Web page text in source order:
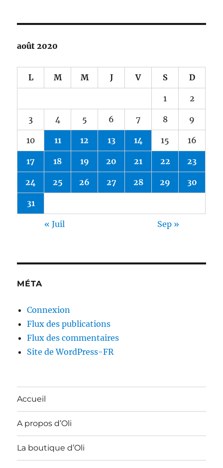
août 2020
L M M J V S D
1 2
3 4 5 6 7 8 9
10 11 12 13 14 15 16
17 18 19 20 21 22 23
24 25 26 27 28 29 30
31
« Juil Sep »
MÉTA
Connexion
Flux des publications
Flux des commentaires
Site de WordPress-FR
Accueil
A propos d’Oli
La boutique d’Oli